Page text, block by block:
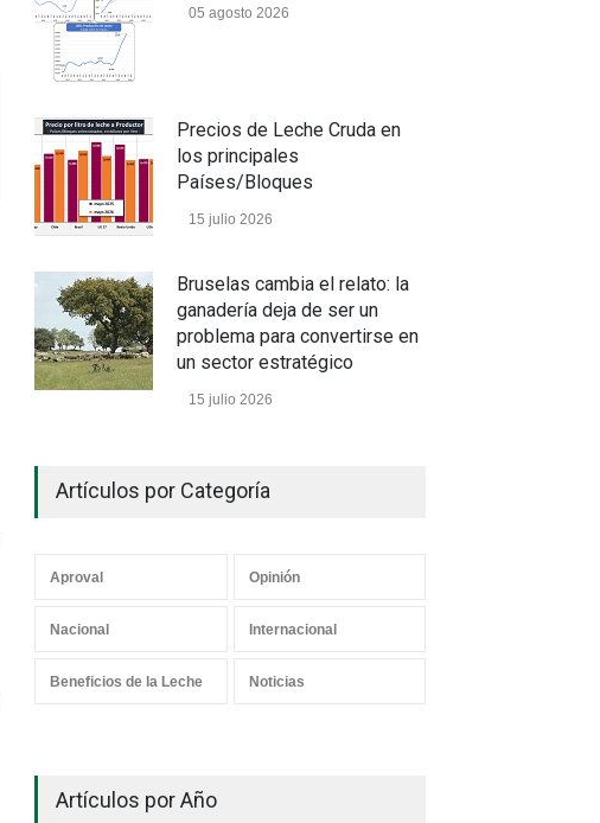
05 agosto 2026
Precios de Leche Cruda en
los principales
Países/Bloques
15 julio 2026
Bruselas cambia el relato: la
ganadería deja de ser un
problema para convertirse en
un sector estratégico
15 julio 2026
05 julio 2026
cuándo?
Artículos por Categoría
Aproval Opinión
Nacional Internacional
Beneficios de la Leche Noticias
Artículos por Año